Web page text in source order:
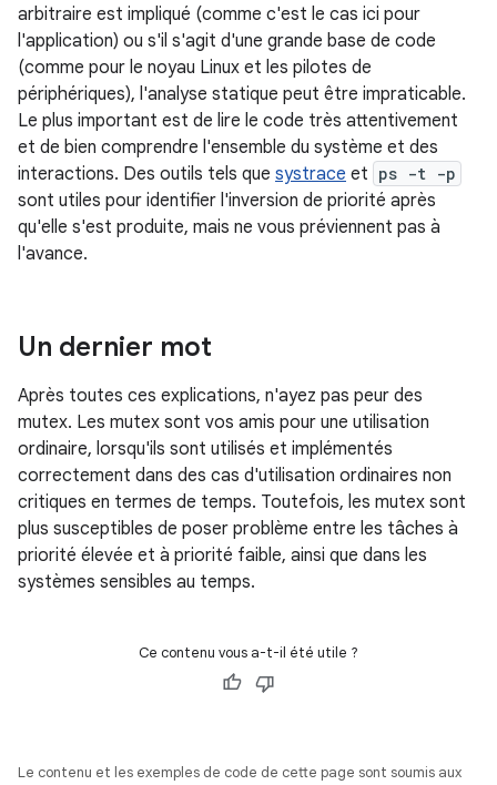
arbitraire est impliqué (comme c'est le cas ici pour
l'application) ou s'il s'agit d'une grande base de code
(comme pour le noyau Linux et les pilotes de
périphériques), l'analyse statique peut être impraticable.
Le plus important est de lire le code très attentivement
et de bien comprendre l'ensemble du système et des
interactions. Des outils tels que systrace et ps -t -p
sont utiles pour identifier l'inversion de priorité après
qu'elle s'est produite, mais ne vous préviennent pas à
l'avance.
Un dernier mot
Après toutes ces explications, n'ayez pas peur des
mutex. Les mutex sont vos amis pour une utilisation
ordinaire, lorsqu'ils sont utilisés et implémentés
correctement dans des cas d'utilisation ordinaires non
critiques en termes de temps. Toutefois, les mutex sont
plus susceptibles de poser problème entre les tâches à
priorité élevée et à priorité faible, ainsi que dans les
systèmes sensibles au temps.
Ce contenu vous a-t-il été utile ?
Le contenu et les exemples de code de cette page sont soumis aux